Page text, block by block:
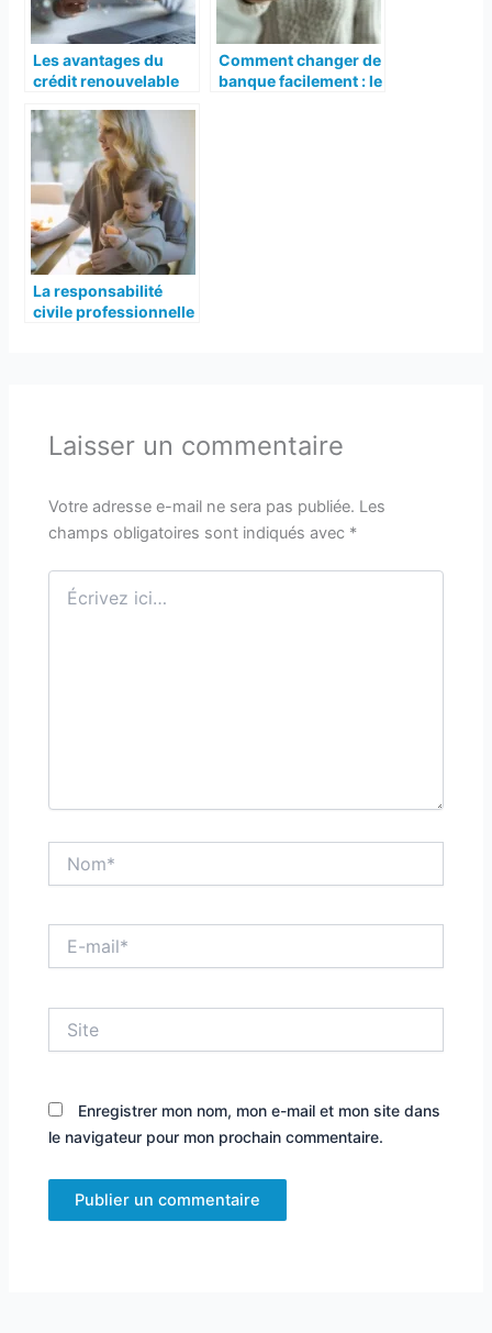
Les avantages du
crédit renouvelable
Comment changer de
banque facilement : le
La responsabilité
civile professionnelle
Laisser un commentaire
Votre adresse e-mail ne sera pas publiée. Les
champs obligatoires sont indiqués avec *
Écrivez
ici…
mail*
Enregistrer mon nom, mon e-mail et mon site dans
le navigateur pour mon prochain commentaire.